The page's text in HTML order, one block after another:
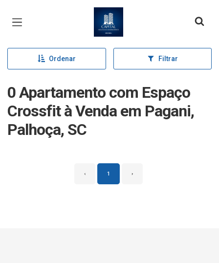
Página inicial
Ordenar Filtrar
0 Apartamento com Espaço
Crossfit à Venda em Pagani,
Palhoça, SC
‹ 1 ›